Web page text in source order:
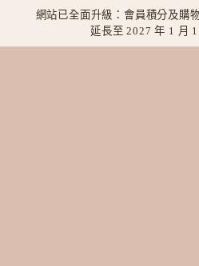
網站已全面升級：會員積分及購
延長至 2027 年 1